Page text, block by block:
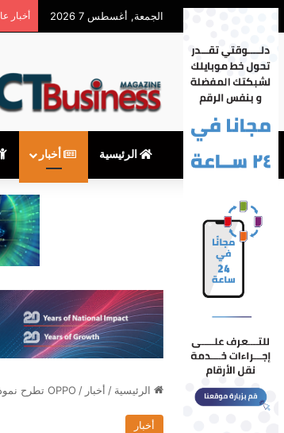
الجمعة, أغسطس 7 2026 أخبار
الرئيسية أخبار
الرئيسية / أخبار / OPPO تطرح نموذج مبدئي Find X بتقنية الإتصال بالـ 5G
أخبار